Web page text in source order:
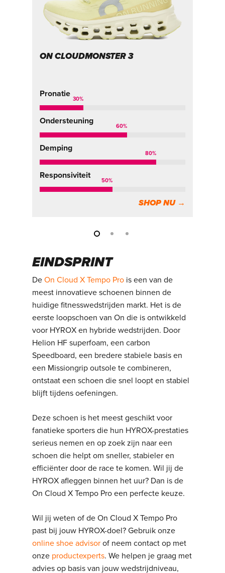
ON CLOUDMONSTER 3
Pronatie
30%
Ondersteuning
60%
Demping
80%
Responsiviteit
50%
SHOP NU →
EINDSPRINT
DeOn Cloud X Tempo Pro is een van de
meest innovatieve schoenen binnen de
huidige fitnesswedstrijden markt. Het is de
eerste loopschoen van On die is ontwikkeld
voor HYROX en hybride wedstrijden. Door
Helion HF superfoam, een carbon
Speedboard, een bredere stabiele basis en
een Missiongrip outsole te combineren,
ontstaat een schoen die snel loopt en stabiel
blijft tijdens oefeningen.
Deze schoen is het meest geschikt voor
fanatieke sporters die hun HYROX-prestaties
serieus nemen en op zoek zijn naar een
schoen die helpt om sneller, stabieler en
efficiënter door de race te komen. Wil jij de
HYROX afleggen binnen het uur? Dan is de
On Cloud X Tempo Pro een perfecte keuze.
Wil jij weten of de On Cloud X Tempo Pro
past bij jouw HYROX-doel? Gebruik onze
online shoe advisor of neem contact op met
onze productexperts. We helpen je graag met
advies op basis van jouw wedstrijdniveau,